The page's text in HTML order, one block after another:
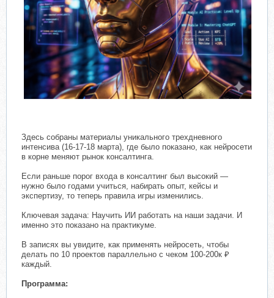
Здесь собраны материалы уникального трехдневного
интенсива (16-17-18 марта), где было показано, как нейросети
в корне меняют рынок консалтинга.
Если раньше порог входа в консалтинг был высокий —
нужно было годами учиться, набирать опыт, кейсы и
экспертизу, то теперь правила игры изменились.
Ключевая задача: Научить ИИ работать на наши задачи. И
именно это показано на практикуме.
В записях вы увидите, как применять нейросеть, чтобы
делать по 10 проектов параллельно с чеком 100-200к ₽
каждый.
Программа: